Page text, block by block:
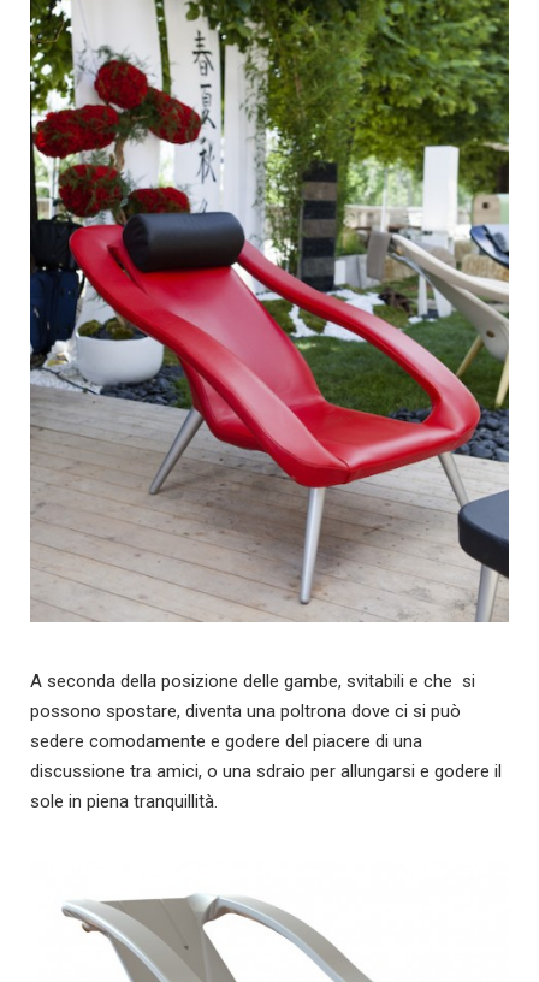
A seconda della posizione delle gambe, svitabili e che si
possono spostare, diventa una poltrona dove ci si può
sedere comodamente e godere del piacere di una
discussione tra amici, o una sdraio per allungarsi e godere il
sole in piena tranquillità.